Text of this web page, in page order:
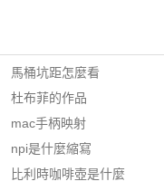
馬桶坑距怎麼看
杜布菲的作品
mac手柄映射
npi是什麼縮寫
比利時咖啡壺是什麼